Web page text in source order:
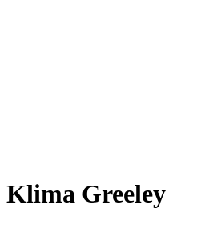
Klima Greeley